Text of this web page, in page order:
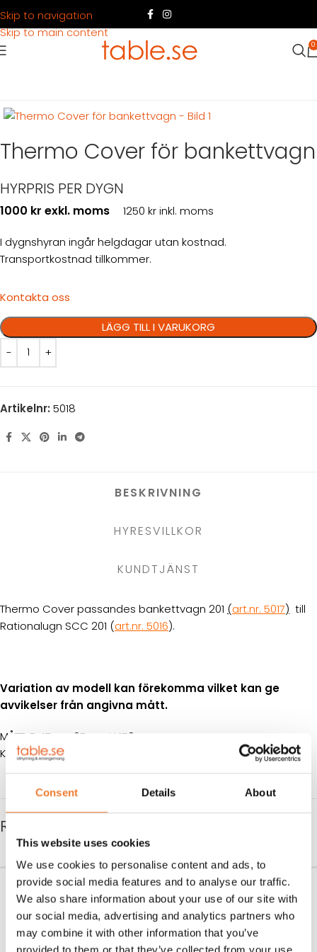
Consent Details About
This website uses cookies
We use cookies to personalise content and ads, to
provide social media features and to analyse our traffic.
We also share information about your use of our site with
our social media, advertising and analytics partners who
may combine it with other information that you’ve
Skip to navigation
Skip to main content
0
Köksutrustning Tillagning
Thermo Cover för bankettvagn
HYRPRIS PER DYGN
1000 kr exkl. moms 1250 kr inkl. moms
I dygnshyran ingår helgdagar utan kostnad.
Transportkostnad tillkommer.
Kontakta oss
LÄGG TILL I VARUKORG
Artikelnr: 5018
BESKRIVNING
HYRESVILLKOR
KUNDTJÄNST
Thermo Cover passandes bankettvagn 201 (art.nr. 5017) till
Rationalugn SCC 201 (art.nr. 5016).
Variation av modell kan förekomma vilket kan ge
avvikelser från angivna mått.
MÅTT: B 47 cm 65 cm H 150 cm
KAPACITET: 60 tallrikar max Ø 26 cm
RELATERADE PRODUKTER
Värmeskåp 12 bleck
Art nr.5400
800kr
LÄGG TILL I VARUKORG
Tallriksgran 100 tallrikar
Art nr.5630
375kr
LÄGG TILL I VARUKORG